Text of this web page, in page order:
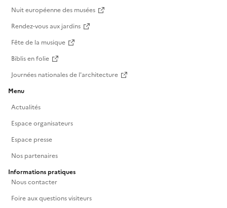
Nuit européenne des musées
Rendez-vous aux jardins
Fête de la musique
Biblis en folie
Journées nationales de l'architecture
Menu
Actualités
Espace organisateurs
Espace presse
Nos partenaires
Informations pratiques
Nous contacter
Foire aux questions visiteurs